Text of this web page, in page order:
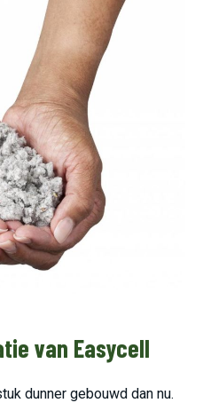
van Easycell
dunner gebouwd dan nu.